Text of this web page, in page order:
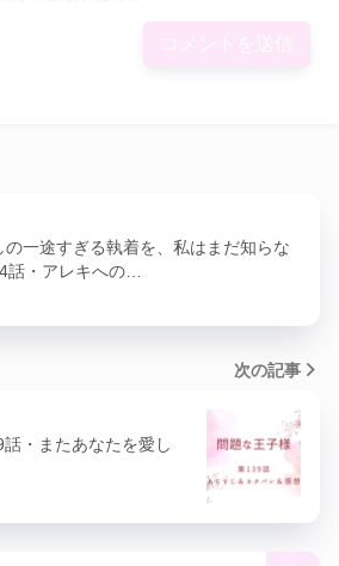
の一途すぎる執着を、私はまだ知らな
話・アレキへの…
次の記事
話・またあなたを愛し